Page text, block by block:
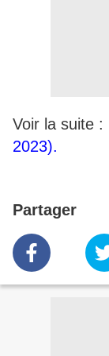
Voir la suite :
2023).
Partager